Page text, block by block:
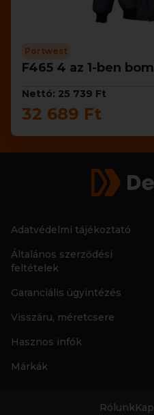
Portwest
F465 4 az 1-ben
Nettó: 25 739 Ft
32 689 Ft
Adatvédelmi tájékoztató
Általános szerződési
feltételek
Garanciális ügyintézés
Visszáru, méretcsere
Hasznos infók
Márkák
Rólunk